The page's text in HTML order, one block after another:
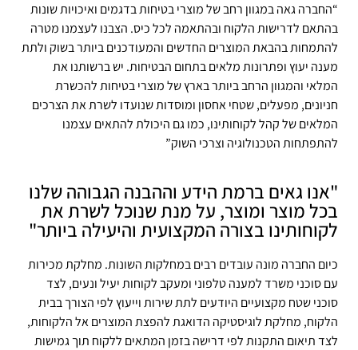
“החברה גאה במגוון רחב של מוצרי בטיחות בדגמים ואיכויות שונות
בהתאם לדרישות הלקוח ובהתאמה לכל כיס. הצבנו לעצמנו מטרה
להתמחות בהבאת המוצרים החדשים והמעודכנים ביותר בשוק ולתת
מענה יעוץ ופתרונות מלאים בתחום הבטיחות. יש ברשותנו את
המלאי והמגוון הרחב ביותר בארץ של מוצרי בטיחות להכשרת
חניונים, מפעלים, שטחי אחסון ומוסדות שנועדו לשרת את הצרכים
המלאים של קהל לקוחותינו, כמו גם היכולת להתאים עצמנו
להתפתחות הטכנולוגיה וצרכי השוק”
"אנו גאים ברמת הידע וההבנה הגבוהה שלנו
בכל מוצר ומוצר, על מנת שנוכל לשרת את
לקוחותינו בצורה המקצועית והיעילה ביותר"
כיום החברה מונה עובדים רבים במחלקות השונות. מחלקת מכירות
עם סוכני משרד למענה טלפוני ומעקב לקוחות יעיל ונעים, לצד
סוכני שטח מקצועיים היודעים לתת שירות וייעוץ לפי הצורך בבית
הלקוח, מחלקת לוגיסטיקה הדואגת להפצת המוצרים אל הלקוחות,
לצד תיאום התקנות לפי דרישה בזמן המתאים ללקוח תוך גמישות